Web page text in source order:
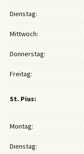
Dienstag:
Mittwoch:
Donnerstag:
Freitag:
St. Pius:
Montag:
Dienstag: